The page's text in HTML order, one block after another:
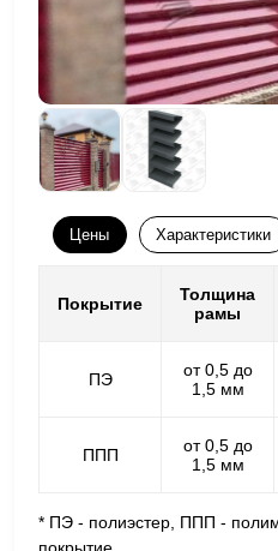
Цены Характеристики
Покрытие
Толщина
рамы
ПЭ
от 0,5 до
1,5 мм
ППП
от 0,5 до
1,5 мм
* ПЭ - полиэстер, ППП -